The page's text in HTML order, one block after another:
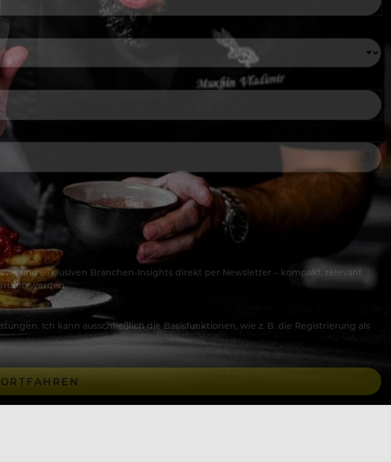
und exklusiven Branchen-Insights direkt per Newsletter – kompakt, relevant
werden.
Ich kann ausschließlich die Basisfunktionen, wie z. B. die Registrierung als